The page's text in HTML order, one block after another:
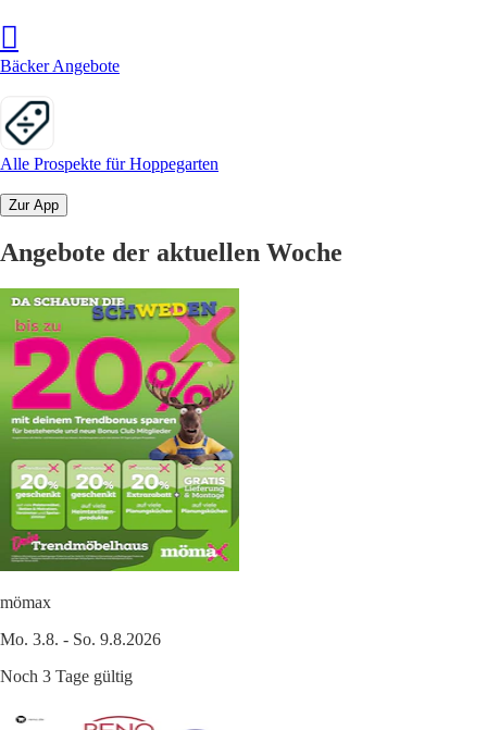
Bäcker Angebote
Alle Prospekte für Hoppegarten
Zur App
Angebote der aktuellen Woche
mömax
Mo. 3.8. - So. 9.8.2026
Noch 3 Tage gültig